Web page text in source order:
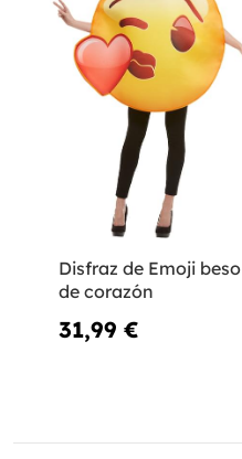
Disfraz de Emoji beso
de corazón
31,99 €